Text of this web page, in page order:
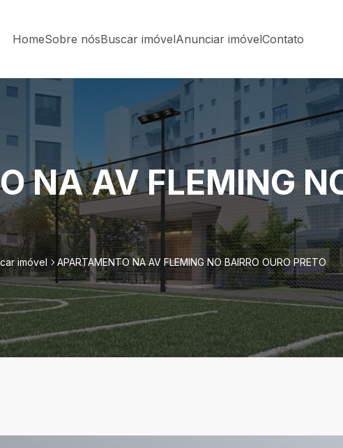
HomeSobre nósBuscar imóvelAnunciar imóvelContato
NA AV FLEMING
imóvel APARTAMENTO NA AV FLEMING NO BAIRRO OURO PRETO